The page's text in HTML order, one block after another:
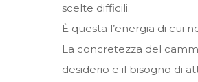
scelte difficili.
È questa l’energia di cui
La concretezza del
desiderio e il bisogno di